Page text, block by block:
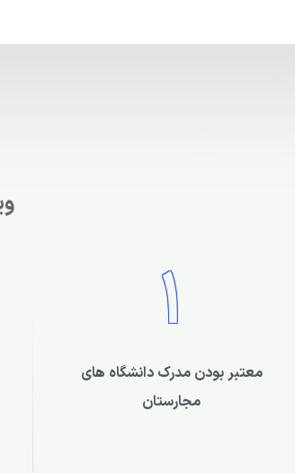
1
معتبر بودن مدرک دانشگاه های
مجارستان